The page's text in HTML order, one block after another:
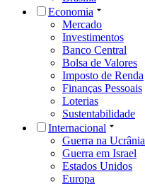
Economia
Mercado
Investimentos
Banco Central
Bolsa de Valores
Imposto de Renda
Finanças Pessoais
Loterias
Sustentabilidade
Internacional
Guerra na Ucrânia
Guerra em Israel
Estados Unidos
Europa